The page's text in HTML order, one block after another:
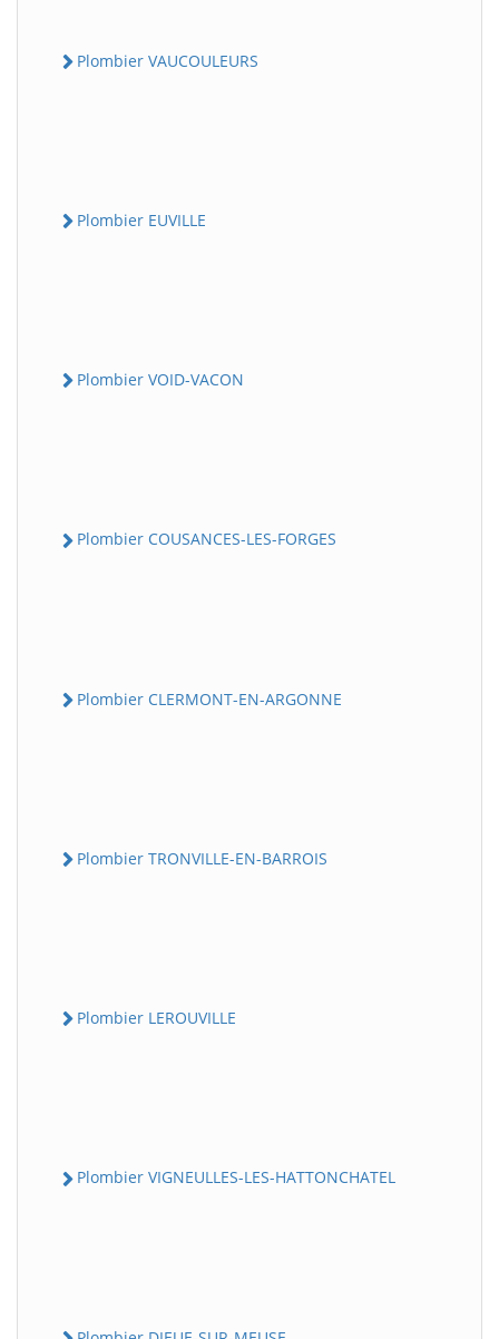
Plombier VAUCOULEURS
Plombier EUVILLE
Plombier VOID-VACON
Plombier COUSANCES-LES-FORGES
Plombier CLERMONT-EN-ARGONNE
Plombier TRONVILLE-EN-BARROIS
Plombier LEROUVILLE
Plombier VIGNEULLES-LES-HATTONCHATEL